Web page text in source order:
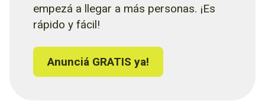
empezá a llegar a más personas. ¡Es
rápido y fácil!
Anunciá GRATIS ya!